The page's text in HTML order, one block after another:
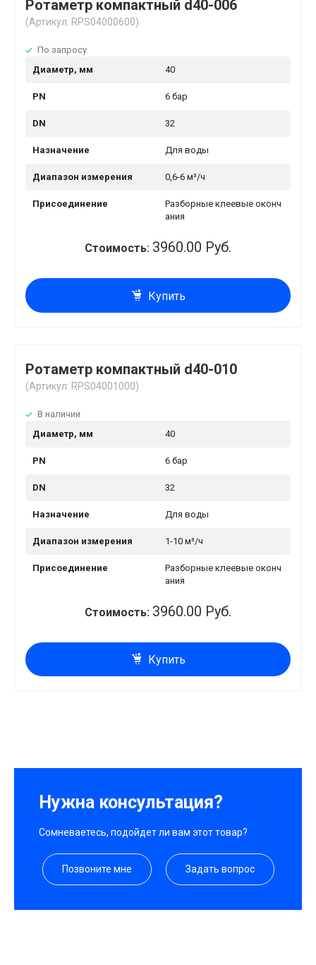
Ротаметр компактный d40-006
(Артикул: RPS04000600)
По запросу
Диаметр, мм
40
PN 6 бар
DN 32
Назначение Для воды
Диапазон измерения 0,6-6 м³/ч
Присоединение
Разборные клеевые оконч
ания
Стоимость: 3960.00 Руб.
Купить
Ротаметр компактный d40-010
(Артикул: RPS04001000)
В наличии
Диаметр, мм
40
PN 6 бар
DN 32
Назначение Для воды
Диапазон измерения 1-10 м³/ч
Присоединение
Разборные клеевые оконч
ания
Стоимость: 3960.00 Руб.
Купить
Нужна консультация?
Сомневаетесь, подойдет ли вам этот товар?
Позвоните мне Задать вопрос